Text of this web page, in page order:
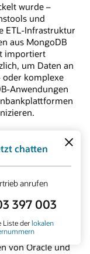
wurde –
und
ETL-Infrastruktur
aus MongoDB
importiert
um Daten an
oder komplexe
Anwendungen
in
MongoDB ist
ermöglicht es
Treiber von
Autonomous
sie
von Oracle und